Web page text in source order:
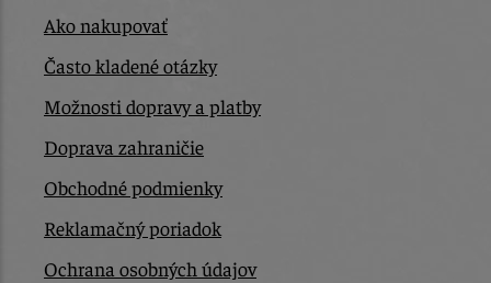
Ako nakupovať
Často kladené otázky
Možnosti dopravy a platby
Doprava zahraničie
Obchodné podmienky
Reklamačný poriadok
Ochrana osobných údajov